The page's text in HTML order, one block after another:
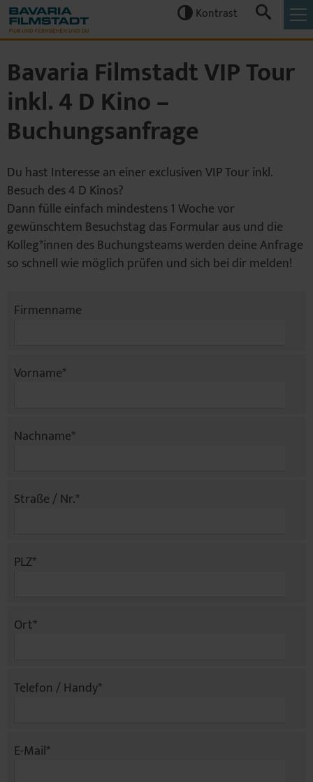
 Kontrast 
Bavaria Filmstadt VIP Tour
inkl. 4 D Kino –
Buchungsanfrage
Du hast Interesse an einer exclusiven VIP Tour inkl.
Besuch des 4 D Kinos?
Dann fülle einfach mindestens 1 Woche vor
gewünschtem Besuchstag das Formular aus und die
Kolleg*innen des Buchungsteams werden deine Anfrage
so schnell wie möglich prüfen und sich bei dir melden!
Firmenname
Vorname*
Nachname*
Straße / Nr.*
PLZ*
Ort*
Telefon / Handy*
E-Mail*